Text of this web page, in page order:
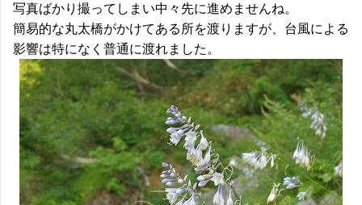
写真ばかり撮ってしまい中々先に進めませんね。
簡易的な丸太橋がかけてある所を渡りますが、台風による
影響は特になく普通に渡れました。